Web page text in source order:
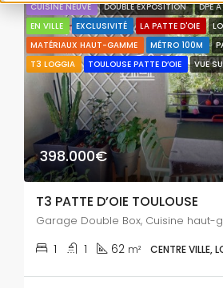
CUISINE NEUVE
DOUBLE EXPOSITION DPE A
EN VILLE
EXCLUSIVITÉ LA PATTE D'OIE
MATÉRIAUX HAUT-GAMME
MÉTRO 100M
T3 LOGGIA
TOULOUSE PATTE D’OIE VUE
398.000€
T3 PATTE D’OIE TOULOUSE
1 1 62 m² CENTRE VILLE,